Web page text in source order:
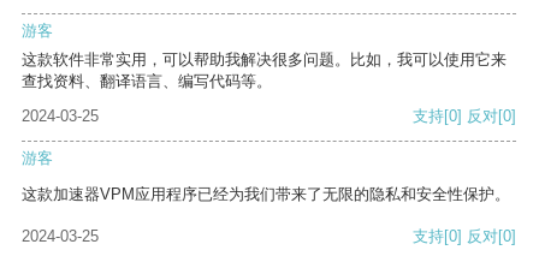
游客
这款软件非常实用，可以帮助我解决很多问题。比如，我可以使用它来
查找资料、翻译语言、编写代码等。
2024-03-25
支持[0] 反对[0]
游客
这款加速器VPM应用程序已经为我们带来了无限的隐私和安全性保护。
2024-03-25 支持[0] 反对[0]